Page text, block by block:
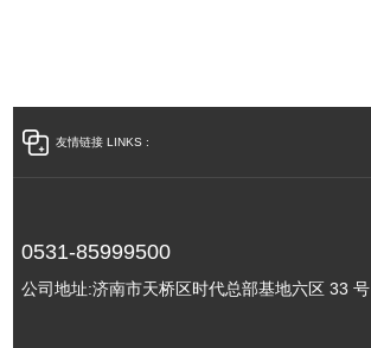
友情链接 LINKS :
0531-85999500
公司地址:济南市天桥区时代总部基地六区 33 号